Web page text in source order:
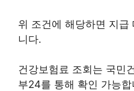
위 조건에 해당하면 지급
니다.
건강보험료 조회는 국민
부24를 통해 확인 가능합